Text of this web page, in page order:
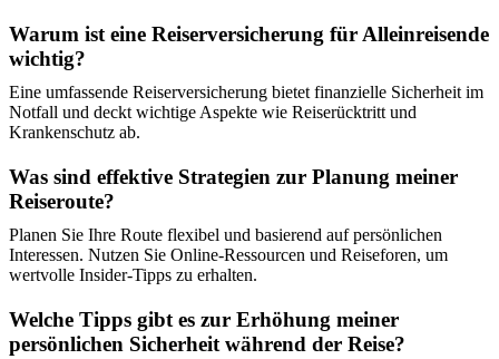
Warum ist eine Reiserversicherung für Alleinreisende
wichtig?
Eine umfassende Reiserversicherung bietet finanzielle Sicherheit im
Notfall und deckt wichtige Aspekte wie Reiserücktritt und
Krankenschutz ab.
Was sind effektive Strategien zur Planung meiner
Reiseroute?
Planen Sie Ihre Route flexibel und basierend auf persönlichen
Interessen. Nutzen Sie Online-Ressourcen und Reiseforen, um
wertvolle Insider-Tipps zu erhalten.
Welche Tipps gibt es zur Erhöhung meiner
persönlichen Sicherheit während der Reise?